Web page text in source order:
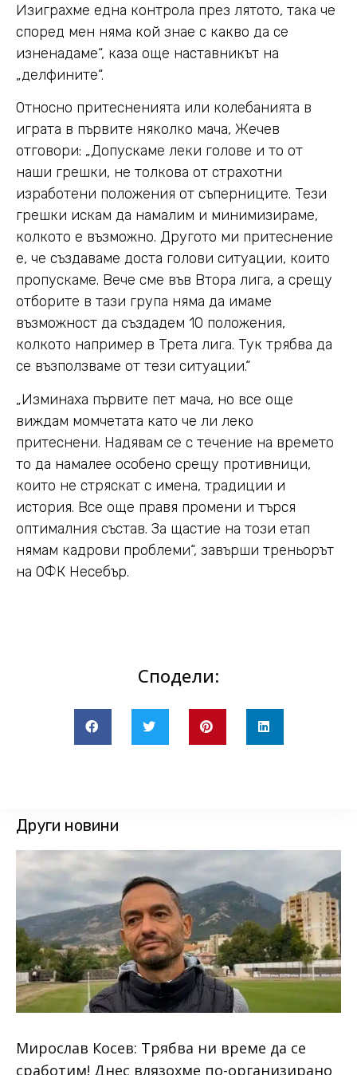
Изиграхме една контрола през лятото, така че
според мен няма кой знае с какво да се
изненадаме“, каза още наставникът на
„делфините“.
Относно притесненията или колебанията в
играта в първите няколко мача, Жечев
отговори: „Допускаме леки голове и то от
наши грешки, не толкова от страхотни
изработени положения от съперниците. Тези
грешки искам да намалим и минимизираме,
колкото е възможно. Другото ми притеснение
е, че създаваме доста голови ситуации, които
пропускаме. Вече сме във Втора лига, а срещу
отборите в тази група няма да имаме
възможност да създадем 10 положения,
колкото например в Трета лига. Тук трябва да
се възползваме от тези ситуации.“
„Изминаха първите пет мача, но все още
виждам момчетата като че ли леко
притеснени. Надявам се с течение на времето
то да намалее особено срещу противници,
които не стряскат с имена, традиции и
история. Все още правя промени и търся
оптималния състав. За щастие на този етап
нямам кадрови проблеми“, завърши треньорът
на ОФК Несебър.
Сподели:
Други новини
Мирослав Косев: Трябва ни време да се
сработим! Днес влязохме по-организирано